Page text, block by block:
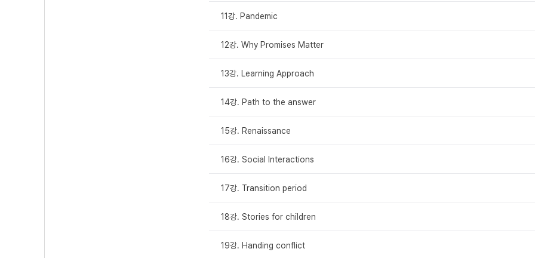
11강. Pandemic
12강. Why Promises Matter
13강. Learning Approach
14강. Path to the answer
15강. Renaissance
16강. Social Interactions
17강. Transition period
18강. Stories for children
19강. Handing conflict